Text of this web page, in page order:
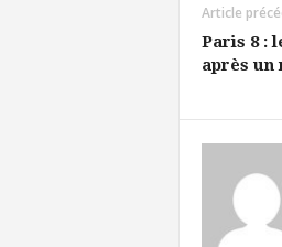
Article
Paris 8 :
après un